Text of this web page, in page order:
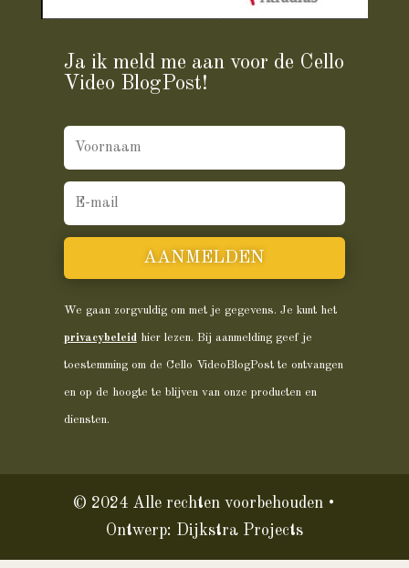
Ja ik meld me aan voor de Cello
Video BlogPost!
AANMELDEN
We gaan zorgvuldig om met je gegevens. Je kunt het
privacybeleid hier lezen. Bij aanmelding geef je
toestemming om de Cello VideoBlogPost te ontvangen
en op de hoogte te blijven van onze producten en
diensten.
© 2024 Alle rechten voorbehouden •
Ontwerp:
Dijkstra Projects